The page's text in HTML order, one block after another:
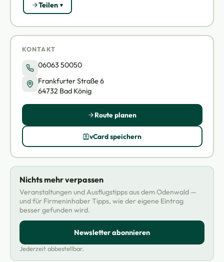
Teilen
KONTAKT
06063 50050
Frankfurter Straße 6
64732 Bad König
Route planen
vCard speichern
Nichts mehr verpassen
Veranstaltungen und Ausflugstipps aus dem Odenwald —
und für Firmeninhaber Tipps, wie der eigene Eintrag
besser gefunden wird.
Newsletter abonnieren
Jederzeit abbestellbar.